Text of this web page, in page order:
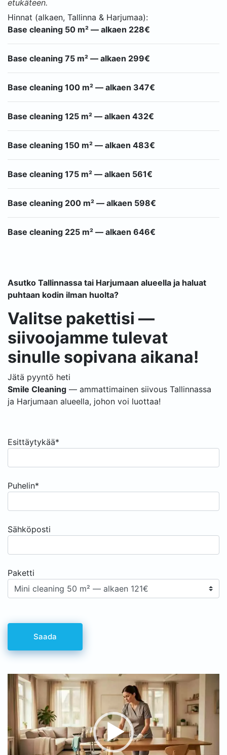
etukäteen.
Hinnat (alkaen, Tallinna & Harjumaa):
Base cleaning 50 m² — alkaen 228€
Base cleaning 75 m² — alkaen 299€
Base cleaning 100 m² — alkaen 347€
Base cleaning 125 m² — alkaen 432€
Base cleaning 150 m² — alkaen 483€
Base cleaning 175 m² — alkaen 561€
Base cleaning 200 m² — alkaen 598€
Base cleaning 225 m² — alkaen 646€
Asutko Tallinnassa tai Harjumaan alueella ja haluat
puhtaan kodin ilman huolta?
Valitse pakettisi —
siivoojamme tulevat
sinulle sopivana aikana!
Jätä pyyntö heti
Smile Cleaning — ammattimainen siivous Tallinnassa
ja Harjumaan alueella, johon voi luottaa!
Esittäytykää*
Puhelin*
Sähköposti
Paketti
Видеоплеер